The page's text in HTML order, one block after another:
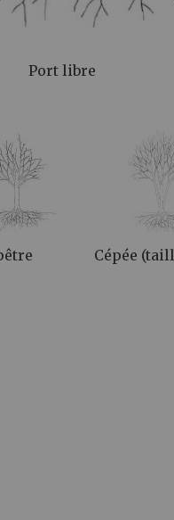
Port libre
Cépée